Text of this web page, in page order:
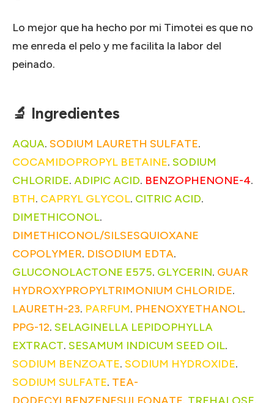
Lo mejor que ha hecho por mi Timotei es que no
me enreda el pelo y me facilita la labor del
peinado.
🔬 Ingredientes
AQUA. SODIUM LAURETH SULFATE.
COCAMIDOPROPYL BETAINE. SODIUM
CHLORIDE. ADIPIC ACID. BENZOPHENONE-4.
BTH. CAPRYL GLYCOL. CITRIC ACID.
DIMETHICONOL.
DIMETHICONOL/SILSESQUIOXANE
COPOLYMER. DISODIUM EDTA.
GLUCONOLACTONE E575. GLYCERIN. GUAR
HYDROXYPROPYLTRIMONIUM CHLORIDE.
LAURETH-23. PARFUM. PHENOXYETHANOL.
PPG-12. SELAGINELLA LEPIDOPHYLLA
EXTRACT. SESAMUM INDICUM SEED OIL.
SODIUM BENZOATE. SODIUM HYDROXIDE.
SODIUM SULFATE. TEA-